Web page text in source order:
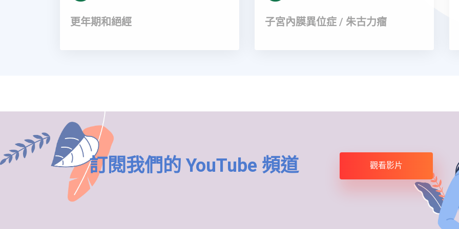
更年期和絕經 子宮內膜異位症 / 朱古力瘤
訂閱我們的 YouTube 頻道​ 觀看影片